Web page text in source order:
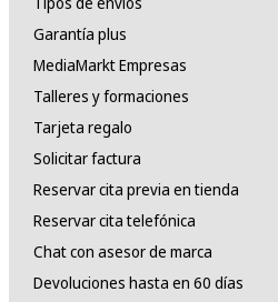
Garantía plus
MediaMarkt Empresas
Talleres y formaciones
Tarjeta regalo
Solicitar factura
Reservar cita previa en tienda
Reservar cita telefónica
Chat con asesor de marca
Devoluciones hasta en 60 días